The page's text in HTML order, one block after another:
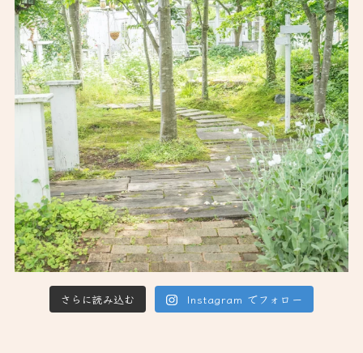
さらに読み込む Instagram でフォロー